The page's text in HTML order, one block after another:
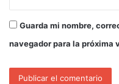
Guarda mi nombre,
navegador para la próxima